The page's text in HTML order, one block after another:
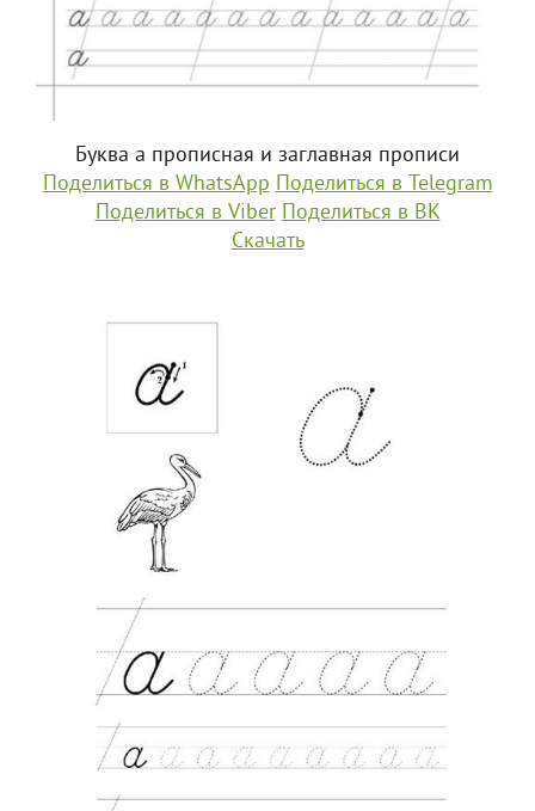
Буква а прописная и заглавная прописи
Поделиться в WhatsApp Поделиться в Telegram
Поделиться в Viber Поделиться в ВК
Скачать